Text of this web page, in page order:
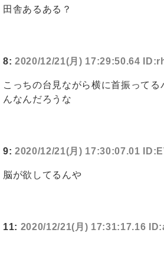
田舎あるある？
8: 2020/12/21(月) 17:29:50.64
こっちの台見ながら横に首振って
んなんだろうな
9: 2020/12/21(月) 17:30:07.01
脳が欲してるんや
11: 2020/12/21(月) 17:31:17.16